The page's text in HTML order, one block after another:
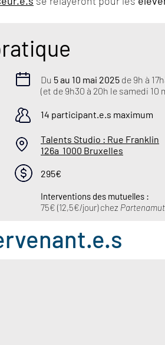
Du 5 au 10 mai 2025 de 9h à
(et de 9h30 à 20h le samedi 10
14 participant.e.s maximum
Talents Studio : Rue Franklin
126a 1000 Bruxelles
295€
Interventions des mutuelles :
75€ (12,5€/jour) chez Partenamut